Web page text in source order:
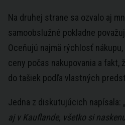
Na druhej strane sa ozvalo aj
samoobslužné pokladne
Oceňujú najmä rýchlosť
ceny počas nakupovania a fakt,
do tašiek podľa vlastných
Jedna z diskutujúcich napísala: „
aj v Kauflande, všetko si